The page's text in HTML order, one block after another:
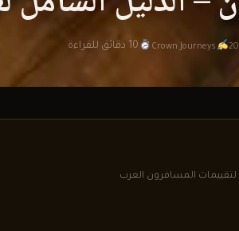
Crown Journeys 10 دقائق للقراءة